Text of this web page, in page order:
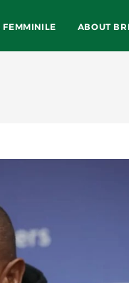
FEMMINILE ABOUT